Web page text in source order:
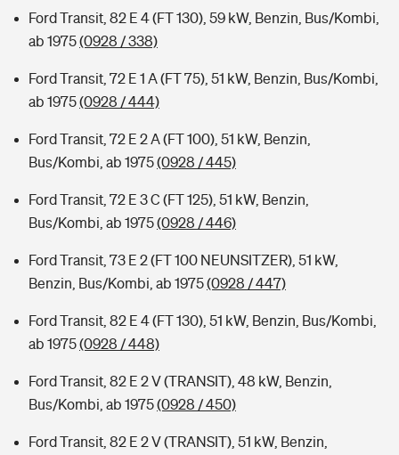
Ford Transit, 82 E 4 (FT 130), 59 kW, Benzin, Bus/Kombi,
ab 1975(0928 / 338)
Ford Transit, 72 E 1 A (FT 75), 51 kW, Benzin, Bus/Kombi,
ab 1975(0928 / 444)
Ford Transit, 72 E 2 A (FT 100), 51 kW, Benzin,
Bus/Kombi, ab 1975(0928 / 445)
Ford Transit, 72 E 3 C (FT 125), 51 kW, Benzin,
Bus/Kombi, ab 1975(0928 / 446)
Ford Transit, 73 E 2 (FT 100 NEUNSITZER), 51 kW,
Benzin, Bus/Kombi, ab 1975(0928 / 447)
Ford Transit, 82 E 4 (FT 130), 51 kW, Benzin, Bus/Kombi,
ab 1975(0928 / 448)
Ford Transit, 82 E 2 V (TRANSIT), 48 kW, Benzin,
Bus/Kombi, ab 1975(0928 / 450)
Ford Transit, 82 E 2 V (TRANSIT), 51 kW, Benzin,